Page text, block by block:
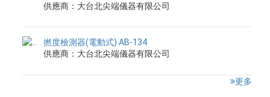
供應商：大台北尖端儀器有限公司
撚度檢測器(電動式) AB-134
供應商：大台北尖端儀器有限公司
更多